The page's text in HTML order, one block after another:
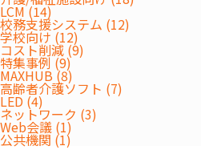
LCM (14)
校務支援システム (12)
学校向け (12)
コスト削減 (9)
特集事例 (9)
MAXHUB (8)
高齢者介護ソフト (7)
LED (4)
ネットワーク (3)
Web会議 (1)
公共機関 (1)